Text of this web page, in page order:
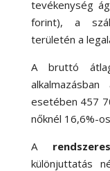
tevékenység
forint), a
területén a
A bruttó
esetében 457
nőknél 16,6%-
A rendszeres
különjuttatás